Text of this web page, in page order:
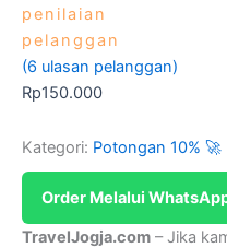
penilaian
pelanggan
(6 ulasan pelanggan)
Rp150.000
Kategori: Potongan 10% 🚀
Order Melalui
TravelJogja.com – Jika